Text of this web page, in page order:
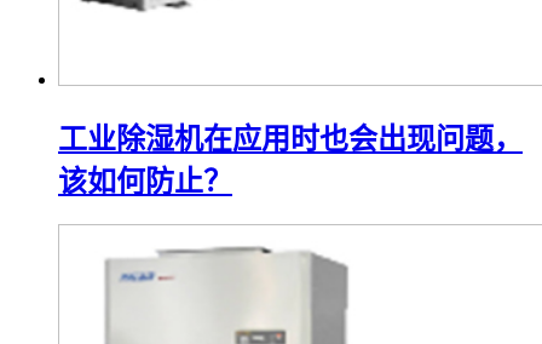
工业除湿机在应用时也会出现问题，
该如何防止？